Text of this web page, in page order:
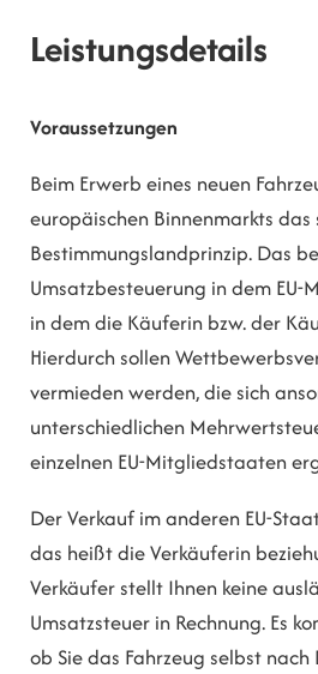
Leistungsdetails
Voraussetzungen
Beim Erwerb eines neuen
europäischen Binnenmarkts
Bestimmungslandprinzip. Das
Umsatzbesteuerung in dem
in dem die Käuferin bzw. der
Hierdurch sollen
vermieden werden, die sich
unterschiedlichen
einzelnen EU-Mitgliedstaaten
Der Verkauf im anderen EU-
das heißt die Verkäuferin
Verkäufer stellt Ihnen keine
Umsatzsteuer in Rechnung. Es
ob Sie das Fahrzeug selbst